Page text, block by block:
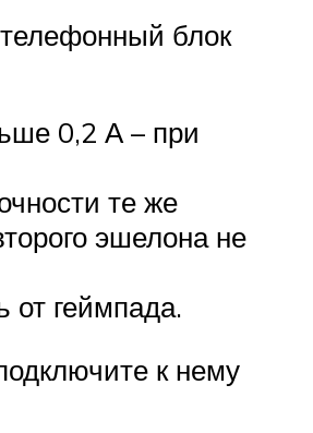
блок
0,2 А – при
те же
эшелона не
от геймпада.
к нему